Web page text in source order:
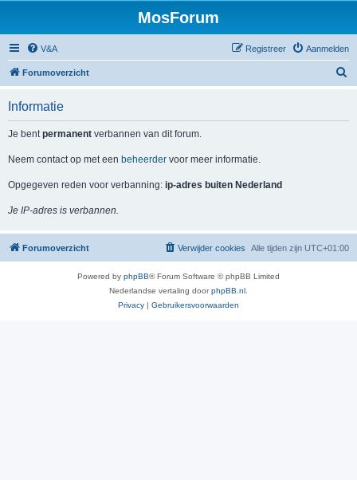
MosForum
V&A Aanmelden
Registreer
Forumoverzicht
Informatie
Je bentpermanent verbannen van dit forum.
Neem contact op met een beheerder voor meer informatie.
Opgegeven reden voor verbanning: ip-adres buiten Nederland
Je IP-adres is verbannen.
Forumoverzicht Alle tijden zijn UTC+01:00
Verwijder cookies
Powered by phpBB® Forum Software © phpBB Limited
Nederlandse vertaling doorphpBB.nl
Privacy | Gebruikersvoorwaarden